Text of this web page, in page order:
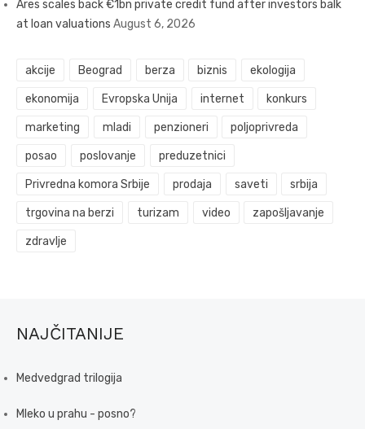
Ares scales back €1bn private credit fund after investors balk
at loan valuations August 6, 2026
akcije Beograd berza biznis ekologija
ekonomija Evropska Unija internet konkurs
marketing mladi penzioneri poljoprivreda
posao poslovanje preduzetnici
Privredna komora Srbije prodaja saveti srbija
trgovina na berzi turizam video zapošljavanje
zdravlje
NAJČITANIJE
Medvedgrad trilogija
Mleko u prahu - posno?